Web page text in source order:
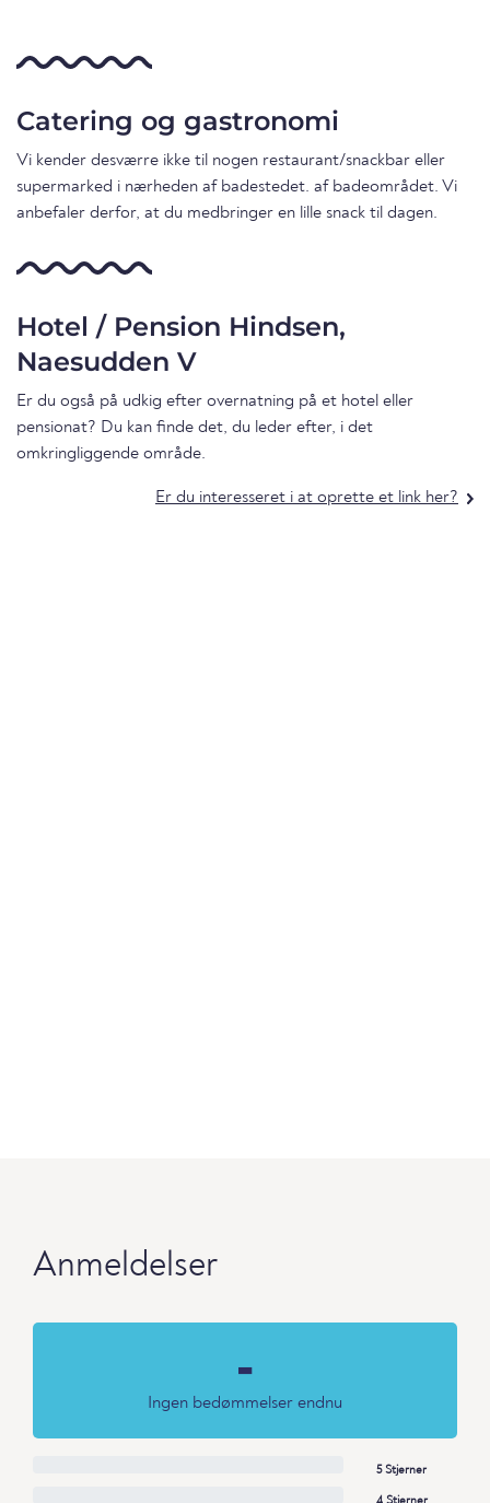
Catering og gastronomi
Vi kender desværre ikke til nogen restaurant/snackbar eller
supermarked i nærheden af badestedet. af badeområdet. Vi
anbefaler derfor, at du medbringer en lille snack til dagen.
Hotel / Pension Hindsen,
Naesudden V
Er du også på udkig efter overnatning på et hotel eller
pensionat? Du kan finde det, du leder efter, i det
omkringliggende område.
Er du interesseret i at oprette et link her?
Anmeldelser
-
Ingen bedømmelser endnu
5 Stjerner